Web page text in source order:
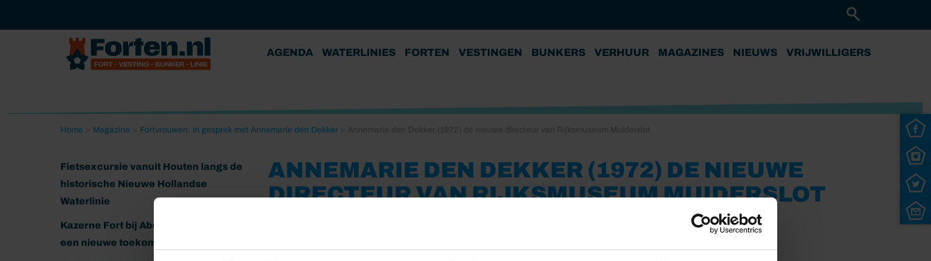
AGENDA WATERLINIES FORTEN VESTINGEN BUNKERS VERHUUR MAGAZINES NIEUWS VRIJWILLIGERS
Home Magazine Fortvrouwen: In gesprek met Annemarie den Dekker
Fietsexcursie vanuit Houten langs de
historische Nieuwe Hollandse
Waterlinie
Kazerne Fort bij Abcoude klaar voor
een nieuwe toekomst
ANNEMARIE DEN DEKKER (1972) DE NIEUWE
DIRECTEUR VAN RIJKSMUSEUM MUIDERSLOT